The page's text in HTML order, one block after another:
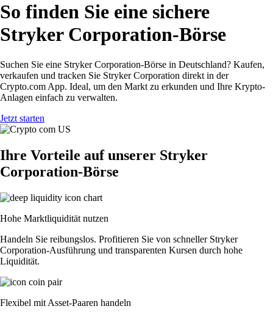
So finden Sie eine sichere
Stryker Corporation-Börse
Suchen Sie eine Stryker Corporation-Börse in Deutschland? Kaufen,
verkaufen und tracken Sie Stryker Corporation direkt in der
Crypto.com App. Ideal, um den Markt zu erkunden und Ihre Krypto-
Anlagen einfach zu verwalten.
Jetzt starten
Ihre Vorteile auf unserer Stryker
Corporation-Börse
Hohe Marktliquidität nutzen
Handeln Sie reibungslos. Profitieren Sie von schneller Stryker
Corporation-Ausführung und transparenten Kursen durch hohe
Liquidität.
Flexibel mit Asset-Paaren handeln